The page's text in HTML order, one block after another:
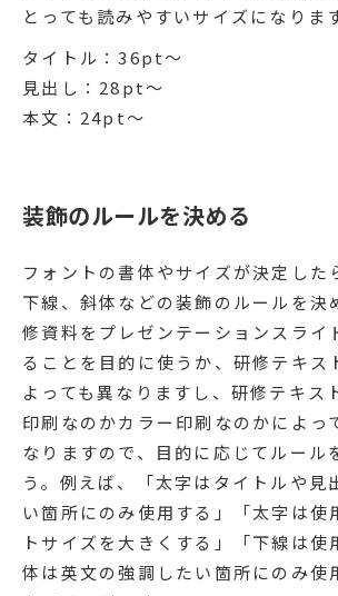
とっても読みやすいサイズになりま
タイトル：36pt～
見出し：28pt～
本文：24pt～
装飾のルールを決める
フォントの書体やサイズが決定した
下線、斜体などの装飾のルールを決
修資料をプレゼンテーションスライ
ることを目的に使うか、研修テキス
よっても異なりますし、研修テキス
印刷なのかカラー印刷なのかによっ
なりますので、目的に応じてルール
う。例えば、「太字はタイトルや見
い箇所にのみ使用する」「太字は使
トサイズを大きくする」「下線は使
体は英文の強調したい箇所にのみ使